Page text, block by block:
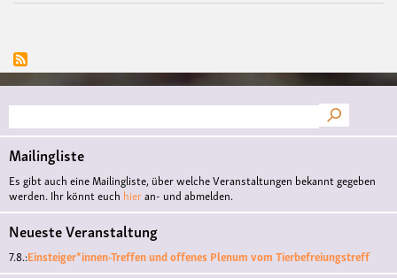
Suche
Mailingliste
Es gibt auch eine Mailingliste, über welche Veranstaltungen bekannt gegeben
werden. Ihr könnt euch hieran- und abmelden.
Neueste Veranstaltung
7.8.:Einsteiger*innen-Treffen und offenes Plenum vom Tierbefreiungstreff